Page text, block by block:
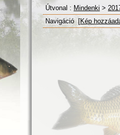
Útvonal : Mindenki >
Navigáció [Kép